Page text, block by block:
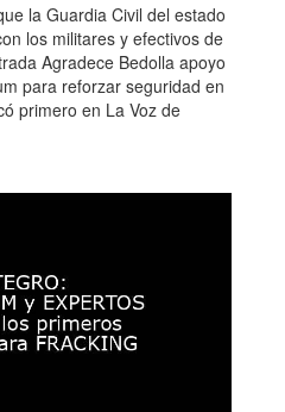
la Guardia Civil del estado
los militares y efectivos de
Agradece Bedolla apoyo
para reforzar seguridad en
primero en La Voz de